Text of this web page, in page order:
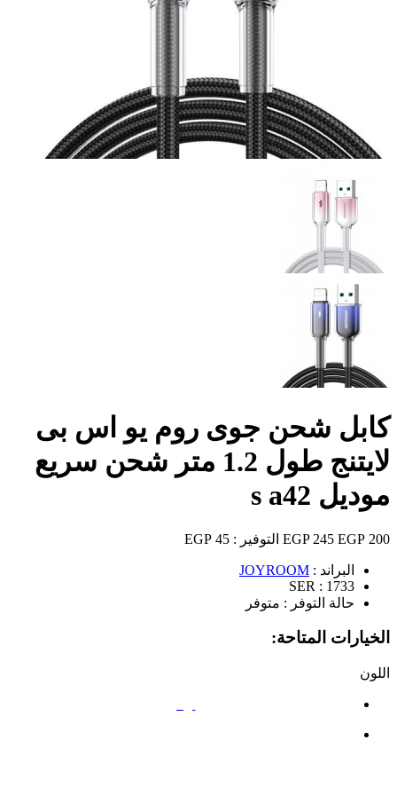
كابل شحن جوى روم يو اس بى
لايتنج طول 1.2 متر شحن سريع
موديل s a42
200 EGP
245 EGP التوفير : 45 EGP
البراند : JOYROOM
SER : 1733
حالة التوفر : متوفر
الخيارات المتاحة:
اللون